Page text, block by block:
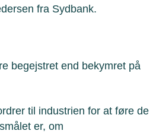
fra Sydbank.
begejstret end bekymret på
til industrien for at føre de
er, om